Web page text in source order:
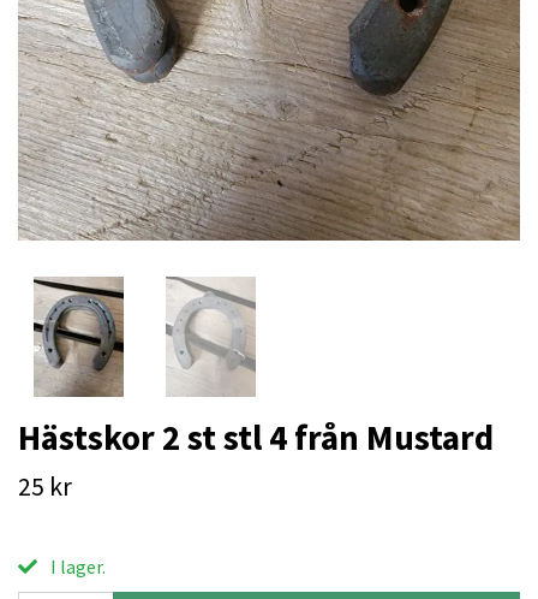
Hästskor 2 st stl 4 från Mustard
25 kr
I lager.